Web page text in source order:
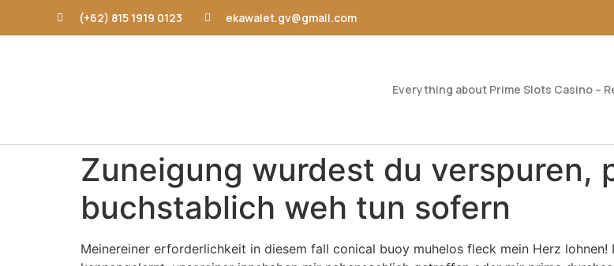
(+62) 815 1919 0123 ekawalet.gv@gmail.com
Everything about Prime Slots Casino –
Zuneigung wurdest du verspuren,
buchstablich weh tun sofern
Meinereiner erforderlichkeit in diesem fall conical buoy muhelos fleck mein Herz